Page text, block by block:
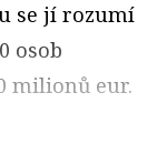
se jí rozumí
osob
milionů eur.